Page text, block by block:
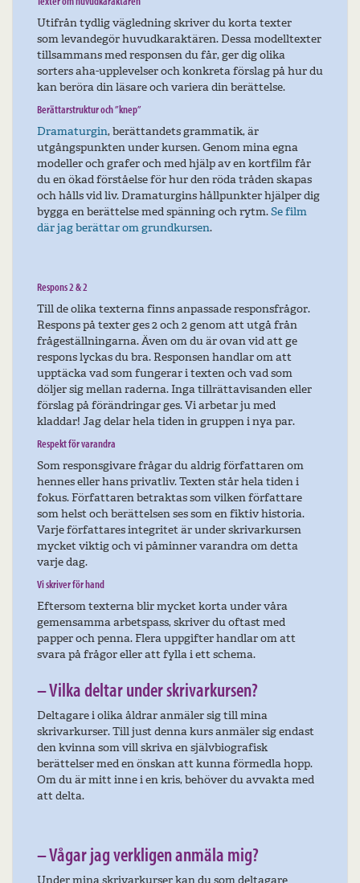
Utifrån tydlig vägledning skriver du korta texter
som levandegör huvudkaraktären. Dessa modelltexter
tillsammans med responsen du får, ger dig olika
sorters aha-upplevelser och konkreta förslag på hur du
kan beröra din läsare och variera din berättelse.
Berättarstruktur och ”knep”
Dramaturgin, berättandets grammatik, är
utgångspunkten under kursen. Genom mina egna
modeller och grafer och med hjälp av en kortfilm får
du en ökad förståelse för hur den röda tråden skapas
och hålls vid liv. Dramaturgins hållpunkter hjälper dig
bygga en berättelse med spänning och rytm.Se film
där jag berättar om grundkursen.
Respons 2 & 2
Till de olika texterna finns anpassade responsfrågor.
Respons på texter ges 2 och 2 genom att utgå från
frågeställningarna. Även om du är ovan vid att ge
respons lyckas du bra. Responsen handlar om att
upptäcka vad som fungerar i texten och vad som
döljer sig mellan raderna. Inga tillrättavisanden eller
förslag på förändringar ges. Vi arbetar ju med
kladdar! Jag delar hela tiden in gruppen i nya par.
Respekt för varandra
Som responsgivare frågar du aldrig författaren om
hennes eller hans privatliv. Texten står hela tiden i
fokus. Författaren betraktas som vilken författare
som helst och berättelsen ses som en fiktiv historia.
Varje författares integritet är under skrivarkursen
mycket viktig och vi påminner varandra om detta
varje dag.
Vi skriver för hand
Eftersom texterna blir mycket korta under våra
gemensamma arbetspass, skriver du oftast med
papper och penna. Flera uppgifter handlar om att
svara på frågor eller att fylla i ett schema.
– Vilka deltar under skrivarkursen?
Deltagare i olika åldrar anmäler sig till mina
skrivarkurser. Till just denna kurs anmäler sig endast
den kvinna som vill skriva en självbiografisk
berättelser med en önskan att kunna förmedla hopp.
Om du är mitt inne i en kris, behöver du avvakta med
att delta.
– Vågar jag verkligen anmäla mig?